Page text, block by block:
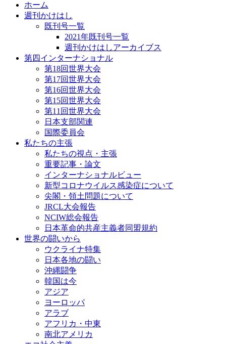
ホーム
週刊かけはし
既刊号一覧
2021年既刊号一覧
週刊かけはしアーカイブス
第四インターナショナル
第18回世界大会
第17回世界大会
第16回世界大会
第15回世界大会
第11回世界大会
日本支部関連
国際委員会
私たちの主張
私たちの視点・主張
重要記事・論文
インターナショナルビュー
新型コロナウイルス感染症について
尖閣・領土問題について
JRCL大会報告
NCIW総会報告
日本革命的共産主義者同盟規約
世界の闘いから
ウクライナ特集
日本各地の闘い
沖縄闘争
韓国は今
アジア
ヨーロッパ
アラブ
アフリカ・中東
南北アメリカ